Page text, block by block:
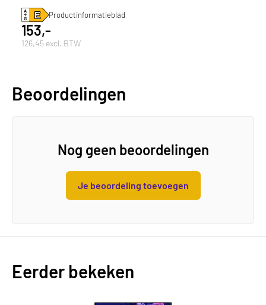
Productinformatieblad
153,-
126,45 excl. BTW
Beoordelingen
Nog geen beoordelingen
Je beoordeling toevoegen
Eerder bekeken